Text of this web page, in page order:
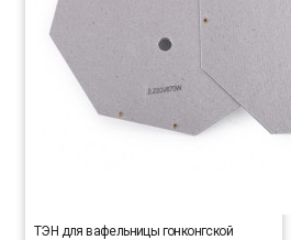
ТЭН для вафельницы гонконгской